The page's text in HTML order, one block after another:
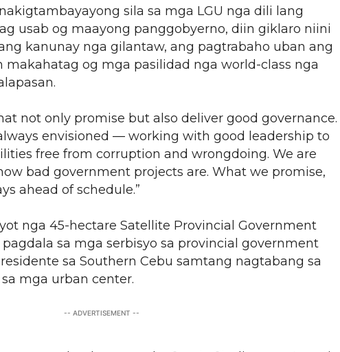
sila sa mga LGU nga dili lang
usab og maayong panggobyerno, diin giklaro niini
kanunay nga gilantaw, ang pagtrabaho uban ang
makahatag og mga pasilidad nga world-class nga
not only promise but also deliver good governance.
envisioned — working with good leadership to
free from corruption and wrongdoing. We are
bad government projects are. What we promise,
ahead of schedule.”
nga 45-hectare Satellite Provincial Government
sa mga serbisyo sa provincial government
sa Southern Cebu samtang nagtabang sa
mga urban center.
-- ADVERTISEMENT --